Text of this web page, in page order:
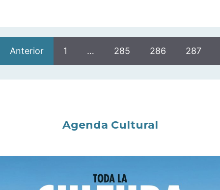
Anterior 1 … 285 286 287
Agenda Cultural